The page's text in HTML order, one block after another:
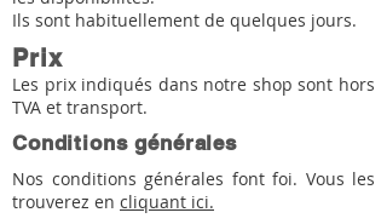
Ils sont habituellement de quelques jours.
Prix
Les prix indiqués dans notre shop sont hors
TVA et transport.
Conditions générales
Nos conditions générales font foi. Vous les
trouverez en cliquant ici.